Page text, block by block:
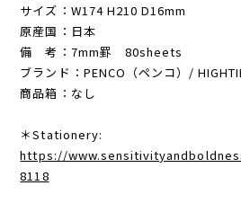
サイズ：W174 H210 D16mm
原産国：日本
備 考：7mm罫 80sheets
ブランド：PENCO（ペンコ）/
商品箱：なし
＊Stationery:
https://
8118